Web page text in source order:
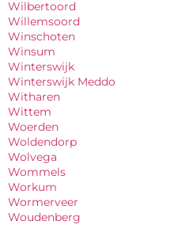
Wilbertoord
Willemsoord
Winschoten
Winsum
Winterswijk
Winterswijk Meddo
Witharen
Wittem
Woerden
Woldendorp
Wolvega
Wommels
Workum
Wormerveer
Woudenberg